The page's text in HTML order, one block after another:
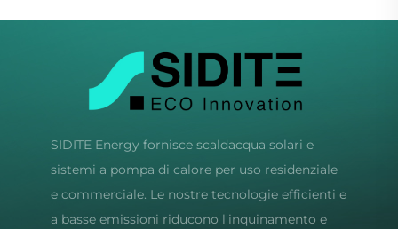
Industriale
SIDITE Energy fornisce scaldacqua solari e
sistemi a pompa di calore per uso residenziale
e commerciale. Le nostre tecnologie efficienti e
a basse emissioni riducono l'inquinamento e